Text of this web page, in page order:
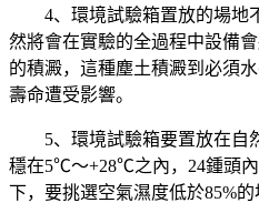
4、環境試驗箱置放的場地
然將會在實驗的全過程中設備
的積澱，這種塵土積澱到必須
壽命遭受影響。
5、環境試驗箱要置放在自
穩在5℃～+28℃之內，24鍾頭
下，要挑選空氣濕度低於85%